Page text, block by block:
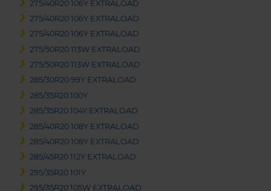
275/40R20 106Y EXTRALOAD
275/40R20 106Y EXTRALOAD
275/40R20 106Y EXTRALOAD
275/50R20 113W EXTRALOAD
275/50R20 113W EXTRALOAD
285/30R20 99Y EXTRALOAD
285/35R20 100Y
285/35R20 104Y EXTRALOAD
285/40R20 108Y EXTRALOAD
285/40R20 108Y EXTRALOAD
285/45R20 112Y EXTRALOAD
295/35R20 101Y
295/35R20 105W EXTRALOAD